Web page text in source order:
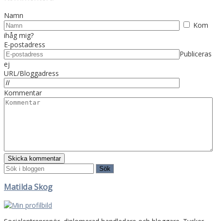
Namn
Kom
ihåg mig?
E-postadress
Publiceras
ej
URL/Bloggadress
Kommentar
Matilda Skog